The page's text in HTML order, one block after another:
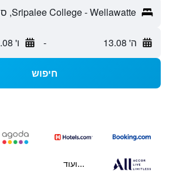
Sripalee College - Wellawatte, סרי לנקה
ה' 13.08 - ו' 14.08
חיפוש
...ועוד